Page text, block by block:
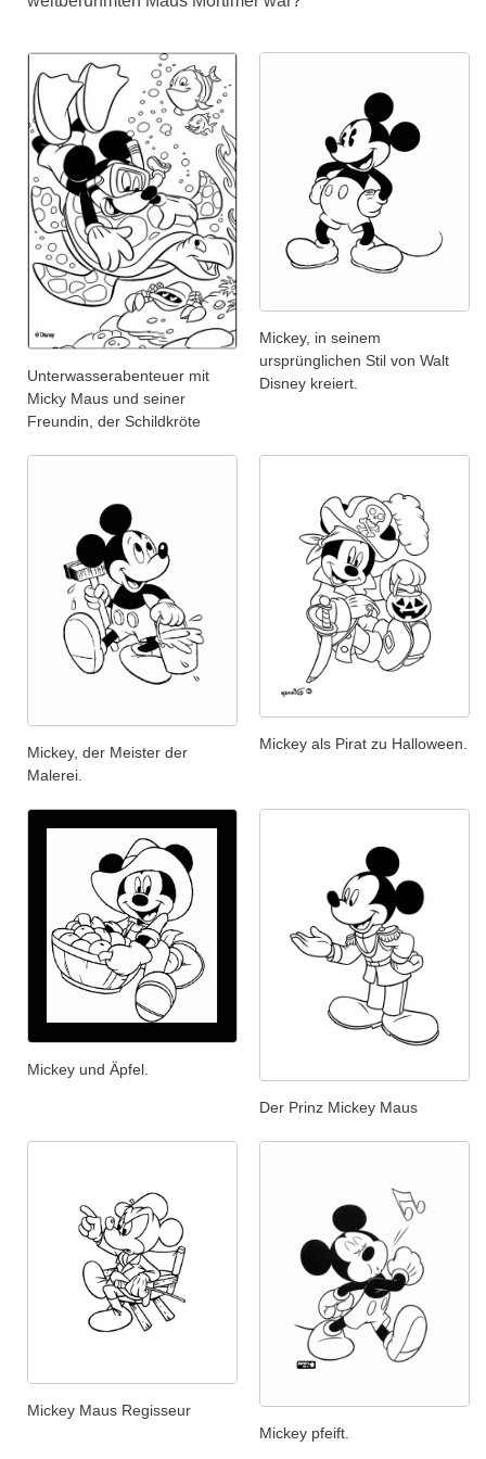
Unterwasserabenteuer mit
Micky Maus und seiner
Freundin, der Schildkröte
Mickey, in seinem
ursprünglichen Stil von Walt
Disney kreiert.
Mickey, der Meister der
Malerei.
Mickey als Pirat zu Halloween.
Mickey und Äpfel.
Der Prinz Mickey Maus
Mickey Maus Regisseur
Mickey pfeift.